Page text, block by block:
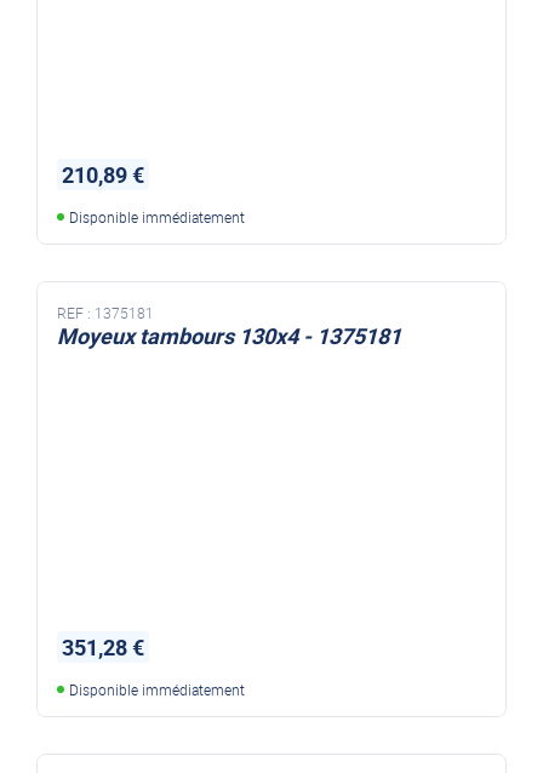
210,89 €
Disponible immédiatement
REF : 1375181
Moyeux tambours 130x4 - 1375181
351,28 €
Disponible immédiatement